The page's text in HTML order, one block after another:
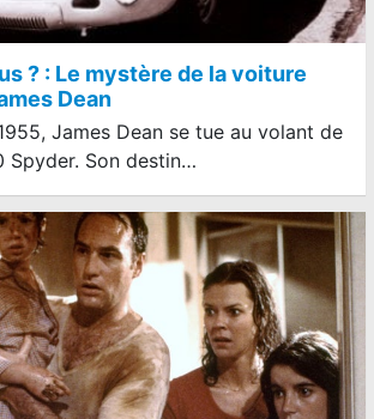
? : Le mystère de la voiture
Dean
James Dean se tue au volant de
Spyder. Son destin…